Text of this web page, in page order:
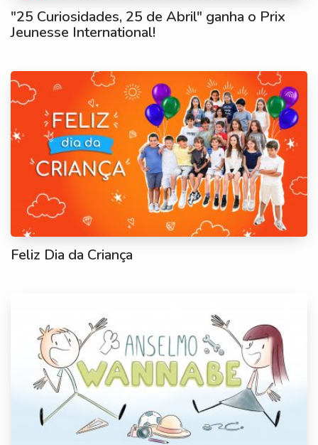
"25 Curiosidades, 25 de Abril" ganha o Prix
Jeunesse International!
Feliz Dia da Criança